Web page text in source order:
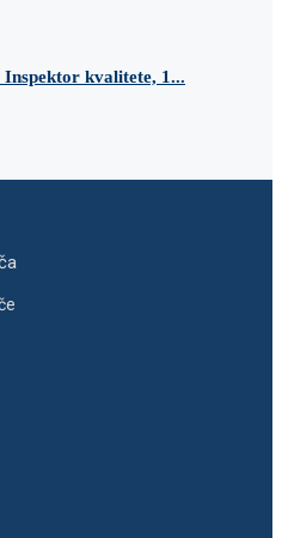
Inspektor kvalitete, 1...